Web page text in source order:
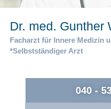
Dr. med. Gunther
Facharzt für Innere Medizin
*Selbstständiger Arzt
040 -